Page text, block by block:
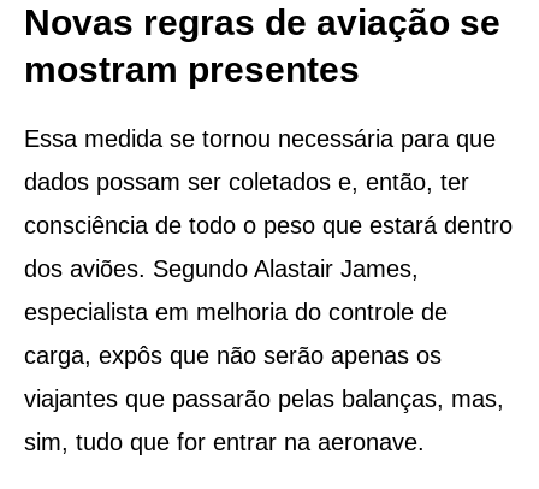
Novas regras de aviação se
mostram presentes
Essa medida se tornou necessária para que
dados possam ser coletados e, então, ter
consciência de todo o peso que estará dentro
dos aviões. Segundo Alastair James,
especialista em melhoria do controle de
carga, expôs que não serão apenas os
viajantes que passarão pelas balanças, mas,
sim, tudo que for entrar na aeronave.